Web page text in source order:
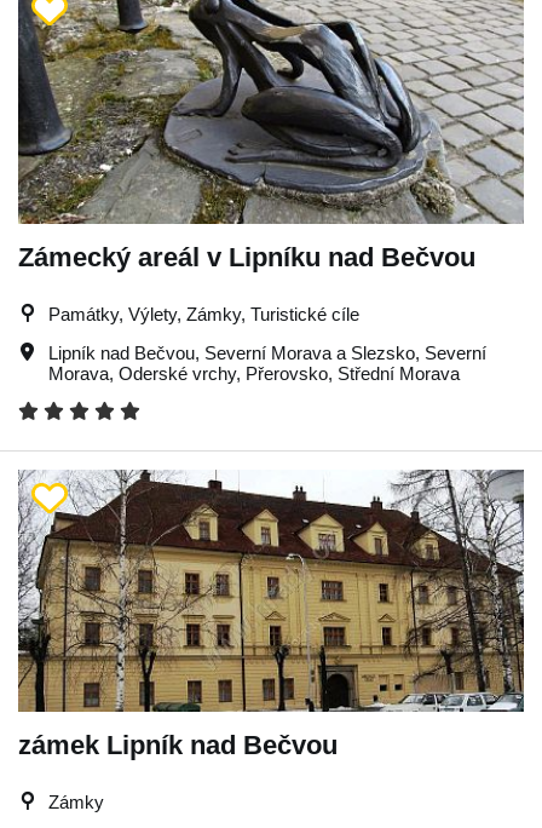
Zámecký areál v Lipníku nad Bečvou
Památky, Výlety, Zámky, Turistické cíle
Lipník nad Bečvou, Severní Morava a Slezsko, Severní
Morava, Oderské vrchy, Přerovsko, Střední Morava
zámek Lipník nad Bečvou
Zámky